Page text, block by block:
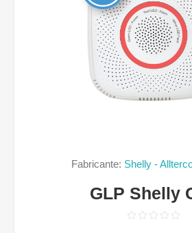
Fabricante: Shelly -
GLP Shelly